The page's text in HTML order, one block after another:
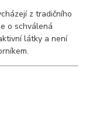
z tradičního
o schválená
látky a není